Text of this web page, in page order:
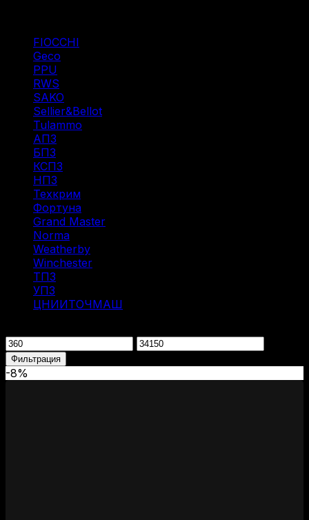
FIOCCHI
Geco
PPU
RWS
SAKO
Sellier&Bellot
Tulammo
АПЗ
БПЗ
КСПЗ
НПЗ
Техкрим
Фортуна
Grand Master
Norma
Weatherby
Winchester
ТПЗ
УПЗ
ЦНИИТОЧМАШ
Минимальная
цена
Максимальная
цена
Фильтрация
-8%